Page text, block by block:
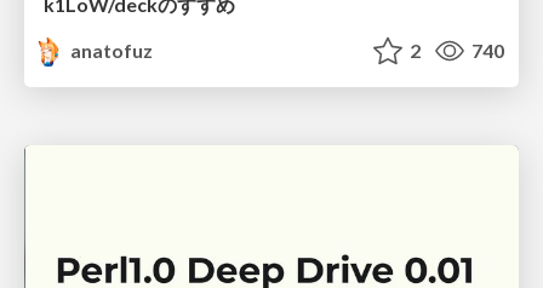
anatofuz
2 740